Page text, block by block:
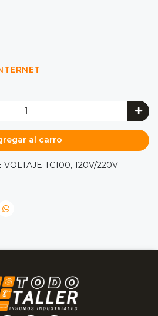
al carro
TC100, 120V/220V